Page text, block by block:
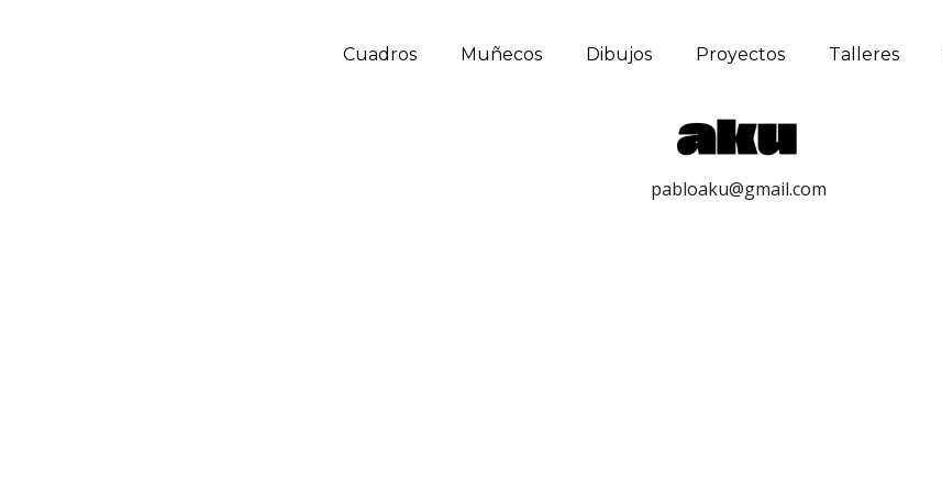
Cuadros Muñecos Dibujos Proyectos Talleres
pabloaku@gmail.com